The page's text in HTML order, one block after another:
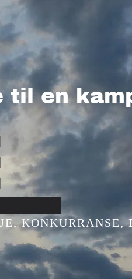
til en
KONKURRANSE,